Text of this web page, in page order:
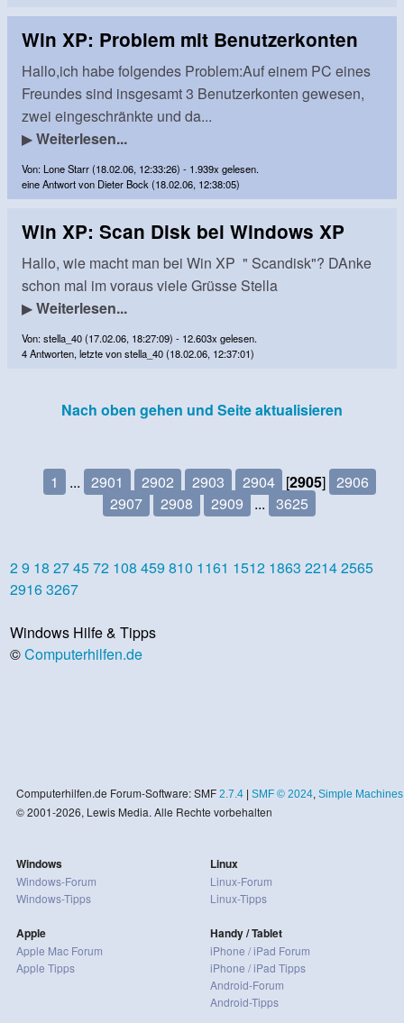
Win XP: Problem mit Benutzerkonten
Hallo,ich habe folgendes Problem:Auf einem PC eines
Freundes sind insgesamt 3 Benutzerkonten gewesen,
zwei eingeschränkte und da...
▶Weiterlesen...
Von: Lone Starr (18.02.06, 12:33:26) - 1.939x gelesen.
eine Antwort von Dieter Bock (18.02.06, 12:38:05)
Win XP: Scan Disk bei Windows XP
Hallo, wie macht man bei Win XP " Scandisk"? DAnke
schon mal im voraus viele Grüsse Stella
▶Weiterlesen...
Von: stella_40 (17.02.06, 18:27:09) - 12.603x gelesen.
4 Antworten, letzte von stella_40 (18.02.06, 12:37:01)
Nach oben gehen und Seite aktualisieren
1 ... 2901 2902 2903 2904 [2905] 2906
2907
2908 2909 ... 3625
29 18 274572 108 459 810 1161 1512 1863 22142565
29163267
Windows Hilfe & Tipps
©Computerhilfen.de
Computerhilfen.de Forum-Software: SMF 2.7.4| SMF © 2024, Simple Machines
© 2001-2026, Lewis Media. Alle Rechte vorbehalten
Windows
Windows-Forum
Windows-Tipps
Apple
Apple Mac Forum
Apple Tipps
Linux
Linux-Forum
Linux-Tipps
Handy / Tablet
iPhone / iPad Forum
iPhone / iPad Tipps
Android-Forum
Android-Tipps